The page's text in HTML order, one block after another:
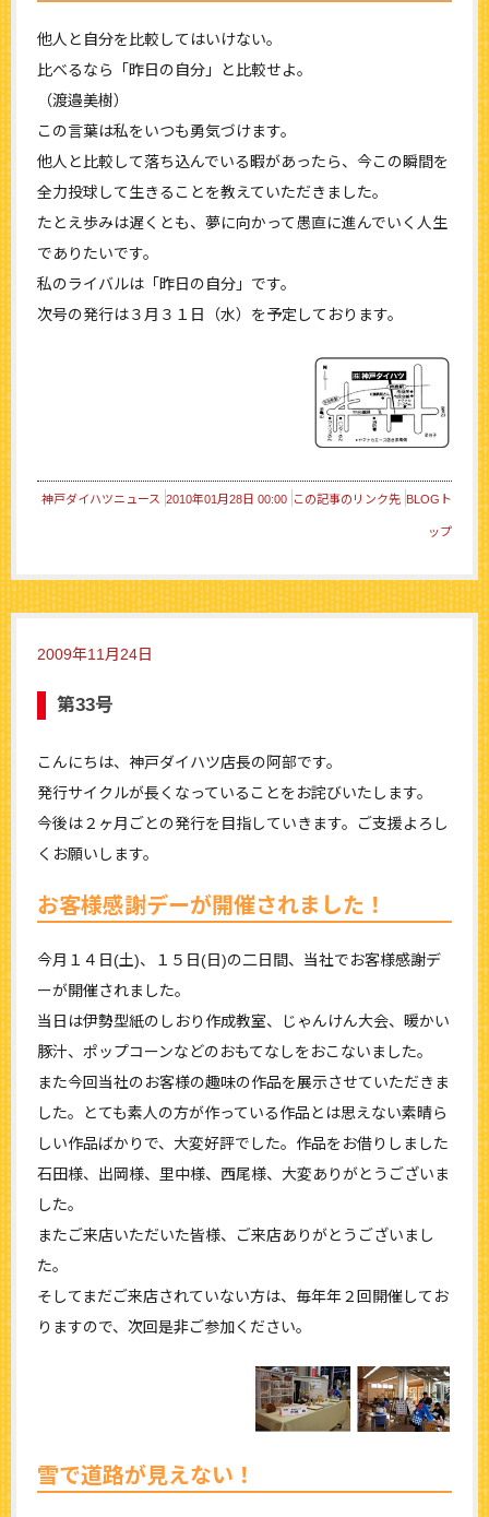
他人と自分を比較してはいけない。
比べるなら「昨日の自分」と比較せよ。
（渡邉美樹）
この言葉は私をいつも勇気づけます。
他人と比較して落ち込んでいる暇があったら、今この瞬間を
全力投球して生きることを教えていただきました。
たとえ歩みは遅くとも、夢に向かって愚直に進んでいく人生
でありたいです。
私のライバルは「昨日の自分」です。
次号の発行は３月３１日（水）を予定しております。
神戸ダイハツニュース 2010年01月28日 00:00 この記事のリンク先 BLOGト
ップ
2009年11月24日
第33号
こんにちは、神戸ダイハツ店長の阿部です。
発行サイクルが長くなっていることをお詫びいたします。
今後は２ヶ月ごとの発行を目指していきます。ご支援よろし
くお願いします。
お客様感謝デーが開催されました！
今月１４日(土)、１５日(日)の二日間、当社でお客様感謝デ
ーが開催されました。
当日は伊勢型紙のしおり作成教室、じゃんけん大会、暖かい
豚汁、ポップコーンなどのおもてなしをおこないました。
また今回当社のお客様の趣味の作品を展示させていただきま
した。とても素人の方が作っている作品とは思えない素晴ら
しい作品ばかりで、大変好評でした。作品をお借りしました
石田様、出岡様、里中様、西尾様、大変ありがとうございま
した。
またご来店いただいた皆様、ご来店ありがとうございまし
た。
そしてまだご来店されていない方は、毎年年２回開催してお
りますので、次回是非ご参加ください。
雪で道路が見えない！